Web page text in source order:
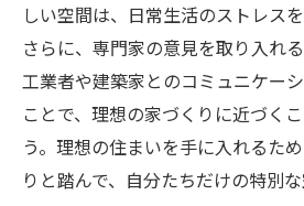
しい空間は、日常生活のストレス
さらに、専門家の意見を取り入れ
工業者や建築家とのコミュニケー
ことで、理想の家づくりに近づく
う。理想の住まいを手に入れるた
りと踏んで、自分たちだけの特別